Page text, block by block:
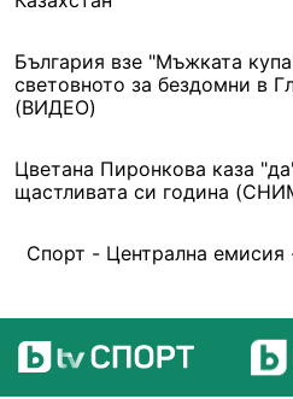
България взе "Мъжката
световното за бездомни в
(ВИДЕО)
Цветана Пиронкова каза
щастливата си година
Спорт - Централна емисия